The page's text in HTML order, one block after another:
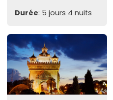
Durée: 5 jours 4 nuits